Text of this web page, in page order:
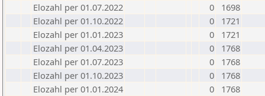
Elozahl per 01.07.2022
0
1698
Elozahl per 01.10.2022
0
1721
Elozahl per 01.01.2023
0
1721
Elozahl per 01.04.2023
0
1768
Elozahl per 01.07.2023
0
1768
Elozahl per 01.10.2023
0
1768
Elozahl per 01.01.2024
0
1768